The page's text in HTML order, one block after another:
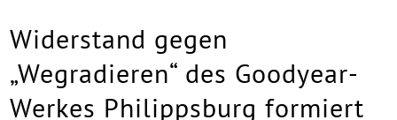
Widerstand gegen
„Wegradieren“ des Goodyear-
Werkes Philippsburg formiert